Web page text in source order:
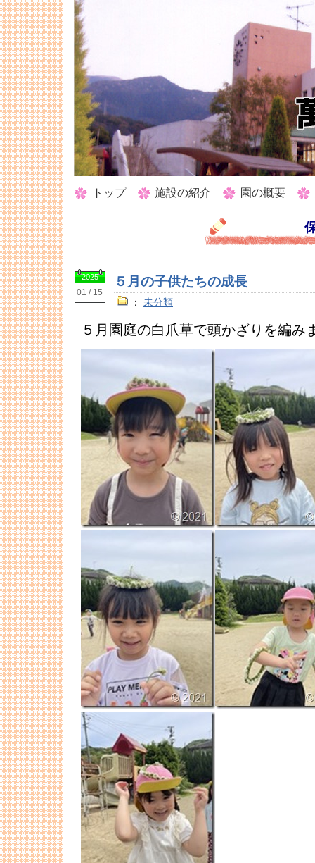
トップ 施設の紹介 園の概要
2025
01 / 15
５月の子供たちの成長
： 未分類
５月園庭の白爪草で頭かざりを編み